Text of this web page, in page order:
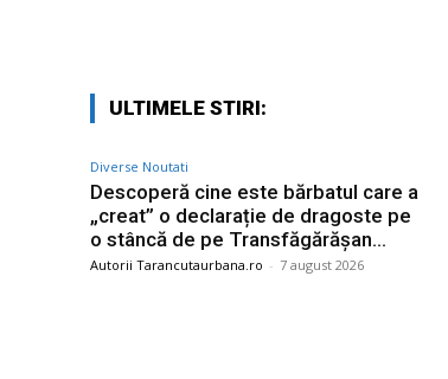
ULTIMELE STIRI:
Diverse Noutati
Descoperă cine este bărbatul care a
„creat” o declarație de dragoste pe
o stâncă de pe Transfăgărășan…
Autorii Tarancutaurbana.ro - 7 august 2026